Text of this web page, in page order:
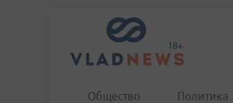
Общество Политика